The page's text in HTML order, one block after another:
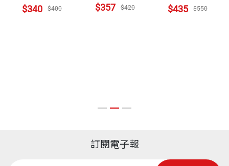
$340 $400 $357 $420 $435 $550
訂閱電子報